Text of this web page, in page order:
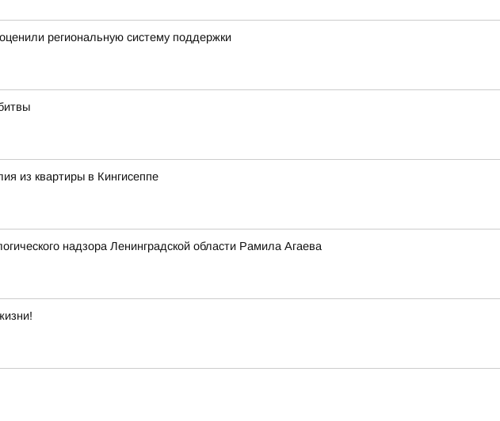
региональную систему поддержки
из квартиры в Кингисеппе
надзора Ленинградской области Рамила Агаева